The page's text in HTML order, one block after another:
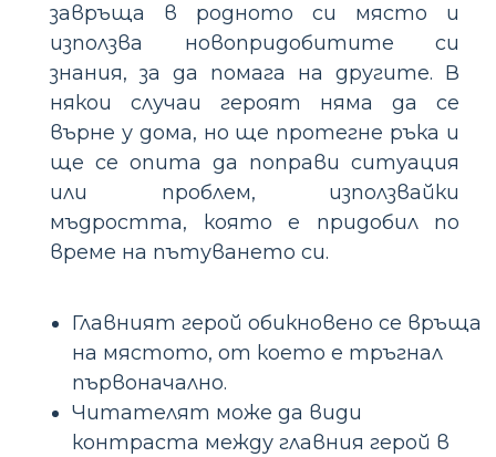
завръща в родното си място и
използва новопридобитите си
знания, за да помага на другите. В
някои случаи героят няма да се
върне у дома, но ще протегне ръка и
ще се опита да поправи ситуация
или проблем, използвайки
мъдростта, която е придобил по
време на пътуването си.
Главният герой обикновено се връща
на мястото, от което е тръгнал
първоначално.
Читателят може да види
контраста между главния герой в